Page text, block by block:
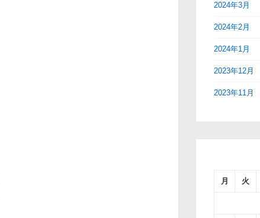
2024年3月
2024年2月
2024年1月
2023年12月
2023年11月
月
火